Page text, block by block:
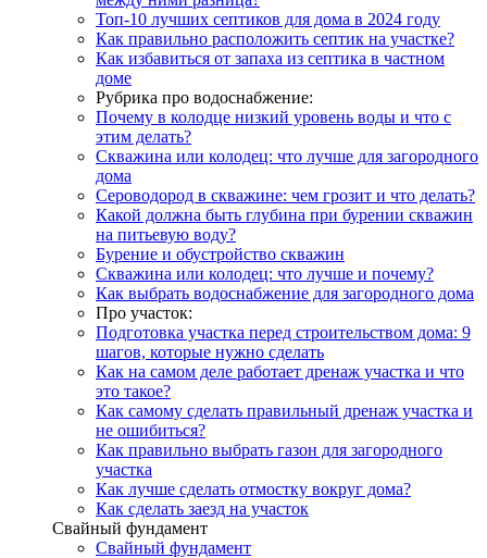
Топ-10 лучших септиков для дома в 2024 году
Как правильно расположить септик на участке?
Как избавиться от запаха из септика в частном
доме
Рубрика про водоснабжение:
Почему в колодце низкий уровень воды и что с
этим делать?
Скважина или колодец: что лучше для загородного
дома
Сероводород в скважине: чем грозит и что делать?
Какой должна быть глубина при бурении скважин
на питьевую воду?
Бурение и обустройство скважин
Скважина или колодец: что лучше и почему?
Как выбрать водоснабжение для загородного дома
Про участок:
Подготовка участка перед строительством дома: 9
шагов, которые нужно сделать
Как на самом деле работает дренаж участка и что
это такое?
Как самому сделать правильный дренаж участка и
не ошибиться?
Как правильно выбрать газон для загородного
участка
Как лучше сделать отмостку вокруг дома?
Как сделать заезд на участок
Свайный фундамент
Свайный фундамент